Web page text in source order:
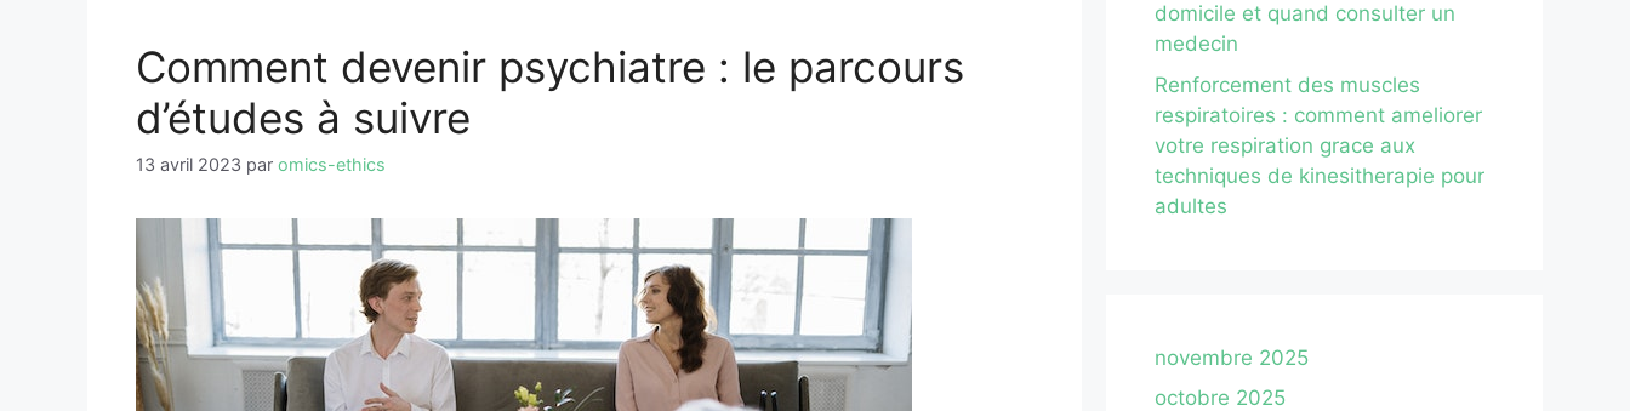
Comment devenir psychiatre : le parcours
d’études à suivre
13 avril 2023 par omics-ethics
domicile et quand consulter un
medecin
Renforcement des muscles
respiratoires : comment ameliorer
votre respiration grace aux
techniques de kinesitherapie pour
adultes
novembre 2025
octobre 2025